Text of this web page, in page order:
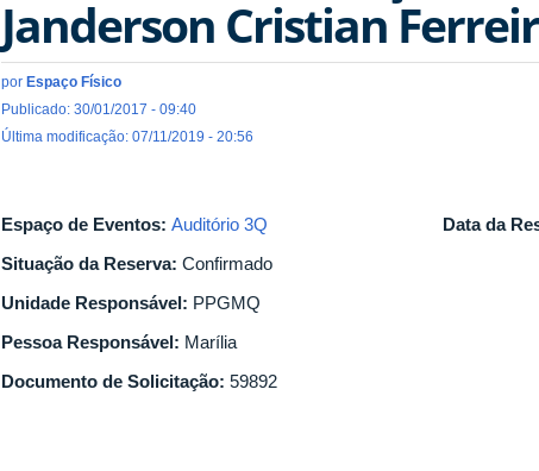
Janderson Cristian
por Espaço Físico
Publicado: 30/01/2017 - 09:40
Última modificação: 07/11/2019 - 20:56
Espaço de Eventos: Auditório 3Q
Situação da Reserva: Confirmado
Unidade Responsável: PPGMQ
Pessoa Responsável: Marília
Documento de Solicitação: 59892
Data da